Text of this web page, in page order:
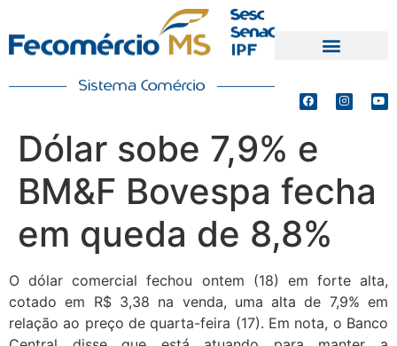
Dólar sobe 7,9% e
BM&F Bovespa fecha
em queda de 8,8%
O dólar comercial fechou ontem (18) em forte alta,
cotado em R$ 3,38 na venda, uma alta de 7,9% em
relação ao preço de quarta-feira (17). Em nota, o Banco